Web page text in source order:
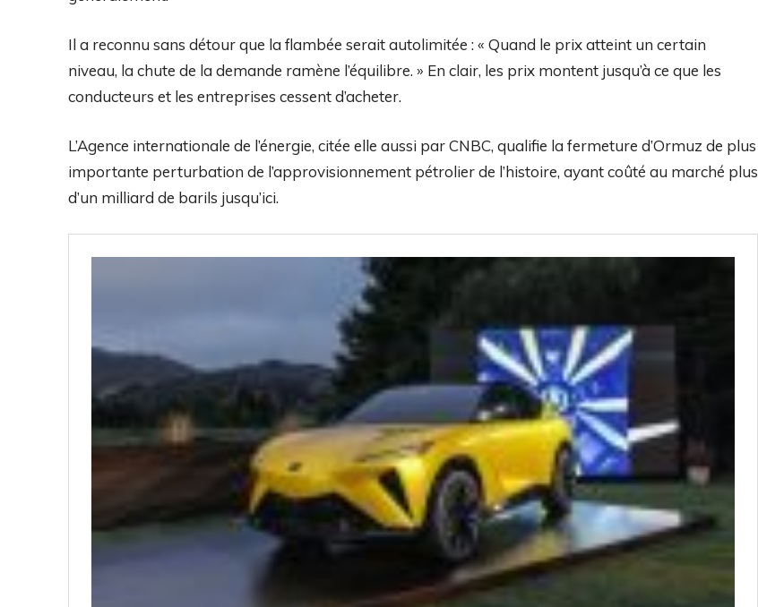
Il a reconnu sans détour que la flambée serait autolimitée : « Quand le prix atteint un certain
niveau, la chute de la demande ramène l’équilibre. » En clair, les prix montent jusqu’à ce que les
conducteurs et les entreprises cessent d’acheter.
L’Agence internationale de l’énergie, citée elle aussi par CNBC, qualifie la fermeture d’Ormuz de plus
importante perturbation de l’approvisionnement pétrolier de l’histoire, ayant coûté au marché plus
d’un milliard de barils jusqu’ici.